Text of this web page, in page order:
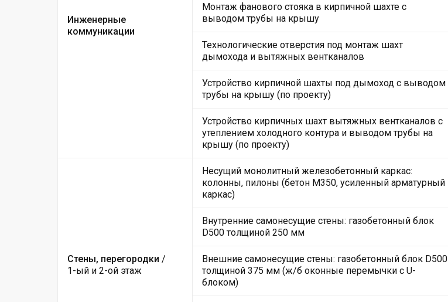
Инженерные
коммуникации
Монтаж фанового стояка в кирпичной шахте с
выводом трубы на крышу
Технологические отверстия под монтаж шахт
дымохода и вытяжных вентканалов
Устройство кирпичной шахты под дымоход с выводом
трубы на крышу (по проекту)
Устройство кирпичных шахт вытяжных вентканалов с
утеплением холодного контура и выводом трубы на
крышу (по проекту)
Стены, перегородки /
1-ый и 2-ой этаж
Несущий монолитный железобетонный каркас:
колонны, пилоны (бетон М350, усиленный арматурный
каркас)
Внутренние самонесущие стены: газобетонный блок
D500 толщиной 250 мм
Внешние самонесущие стены: газобетонный блок D500
толщиной 375 мм (ж/б оконные перемычки с U-
блоком)